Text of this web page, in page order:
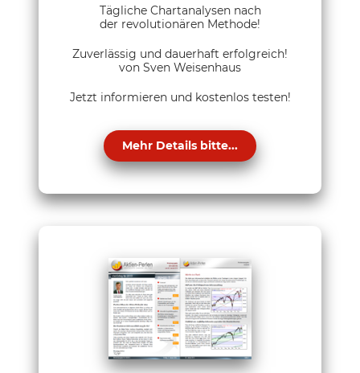
Tägliche Chartanalysen nach
der revolutionären Methode!
Zuverlässig und dauerhaft erfolgreich!
von Sven Weisenhaus
Jetzt informieren und kostenlos testen!
Mehr Details bitte...